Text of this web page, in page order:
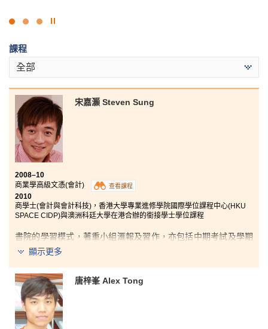
點
燈
片
課程
全部
宋嘉灝 Steven Sung
2008–10
商業學高級文憑(會計)
查看課程
2010
商學士(會計與會計科技)，香港大學專業進修學院國際學位課程中心(HKU
SPACE CIDP)與澳洲科廷大學在港合辦的銜接學士學位課程
書院的學習模式，著重小組滙報及習作，亦包括中期考試及學期
末的大考，充實豐富之餘，亦十分接近大學的學習模式，令我更
快適應大學的學習。
著重提升學生的英語能力亦是課程特點之一，三年均設英文課，
採用小班教學形式，透過互動的學習方式，對英語基礎較遜的我
有莫大幫助。另外，書院設英語閣
舉辦不同主題的工作坊(Workshops)，提供課外學習英文的機
會。
顯示更多
唐梓峯 Alex Tong